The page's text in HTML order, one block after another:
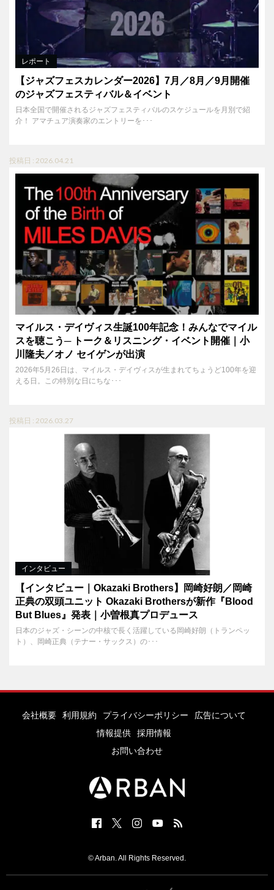
レポート
【ジャズフェスカレンダー2026】7月／8月／9月開催
のジャズフェスティバル＆イベント
日本全国で開催されるジャズフェスティバルのスケジュールを月別で紹
介！ アマチュア演奏家のエントリーを･･･
投稿日 : 2026.04.21
マイルス・デイヴィス生誕100年記念！みんなでマイル
スを聴こう─ トーク＆リスニング・イベント開催｜小
川隆夫／オノ セイゲンが出演
2026年5月26日は、マイルス・デイヴィスが生まれてちょうど100年を迎
える日。この特別な日にちな･･･
投稿日 : 2026.03.27
インタビュー
【インタビュー｜Okazaki Brothers】岡崎好朗／岡崎
正典の双頭ユニット Okazaki Brothersが新作『Blood
But Blues』発表｜小曽根真プロデュース
日本のジャズ・シーンの中核で長く活躍している岡崎好朗（トランペッ
ト）、岡崎正典（テナー・サックス）の･･･
会社概要 利用規約 プライバシーポリシー
広告について
情報提供
採用情報
お問い合わせ
© Arban. All Rights Reserved.